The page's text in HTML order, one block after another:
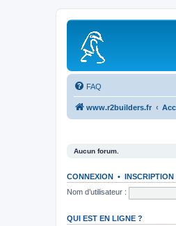
FAQ
www.r2builders.fr
Aucun forum.
CONNEXION • INSCRIPTION
Nom d’utilisateur :
QUI EST EN LIGNE ?